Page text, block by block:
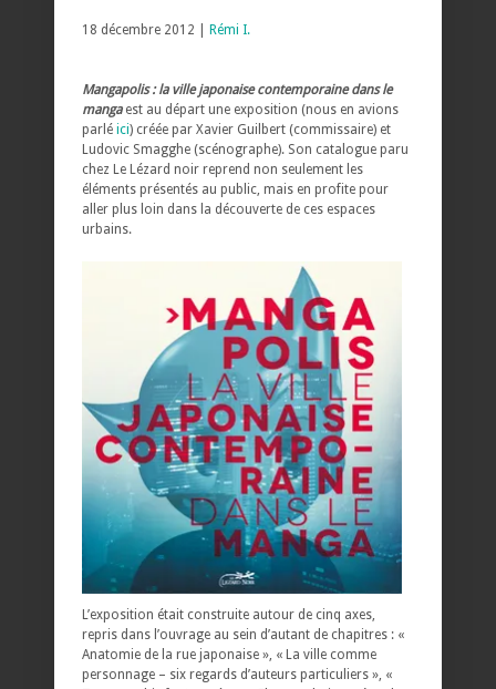
18 décembre 2012 | Rémi I.
Mangapolis : la ville japonaise contemporaine dans le
mangaest au départ une exposition (nous en avions
parlé ici) créée par Xavier Guilbert (commissaire) et
Ludovic Smagghe (scénographe). Son catalogue paru
chez Le Lézard noir reprend non seulement les
éléments présentés au public, mais en profite pour
aller plus loin dans la découverte de ces espaces
urbains.
L’exposition était construite autour de cinq axes,
repris dans l’ouvrage au sein d’autant de chapitres : «
Anatomie de la rue japonaise », « La ville comme
personnage – six regards d’auteurs particuliers », «